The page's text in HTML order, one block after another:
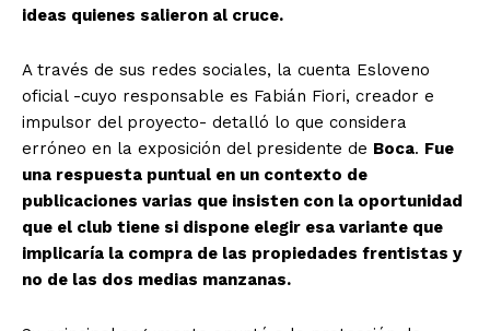
ideas quienes salieron al cruce.
A través de sus redes sociales, la cuenta Esloveno
oficial -cuyo responsable es Fabián Fiori, creador e
impulsor del proyecto- detalló lo que considera
erróneo en la exposición del presidente de Boca. Fue
una respuesta puntual en un contexto de
publicaciones varias que insisten con la oportunidad
que el club tiene si dispone elegir esa variante que
implicaría la compra de las propiedades frentistas y
no de las dos medias manzanas.